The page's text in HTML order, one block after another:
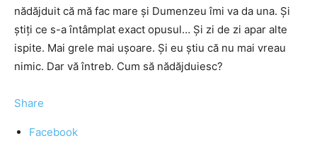
nădăjduit că mă fac mare și Dumenzeu îmi va da una. Și
știți ce s-a întâmplat exact opusul… Și zi de zi apar alte
ispite. Mai grele mai ușoare. Și eu știu că nu mai vreau
nimic. Dar vă întreb. Cum să nădăjduiesc?
Share
Facebook